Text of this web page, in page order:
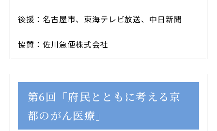
後援：名古屋市、東海テレビ放送、中日新聞
協賛：佐川急便株式会社
第6回「府民とともに考える京
都のがん医療」